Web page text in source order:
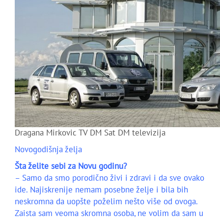
Dragana Mirkovic TV DM Sat DM televizija
Novogodišnja želja
Šta želite sebi za Novu godinu?
– Samo da smo porodično živi i zdravi i da sve ovako
ide. Najiskrenije nemam posebne želje i bila bih
neskromna da uopšte poželim nešto više od ovoga.
Zaista sam veoma skromna osoba, ne volim da sam u